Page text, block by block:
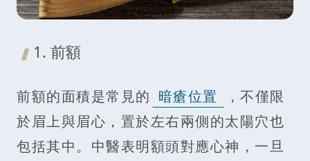
1. 前額
前額的面積是常見的 暗瘡位置
，不僅限
於眉上與眉心，置於左右兩側的太陽穴也
包括其中。中醫表明額頭對應心神，一旦